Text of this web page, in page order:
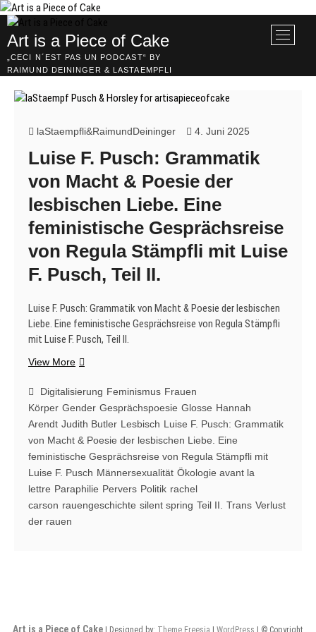
Skip
to
content
Art is a Piece of Cake
„CECI N´EST PAS UN PODCAST“ BY
RAIMUND DEININGER & LASTAEMPFLI
M
e
u
laStaempfli&RaimundDeininger 4. Juni 2025
Luise F. Pusch: Grammatik
von Macht & Poesie der
lesbischen Liebe. Eine
feministische Gesprächsreise
von Regula Stämpfli mit Luise
F. Pusch, Teil II.
Luise F. Pusch: Grammatik von Macht & Poesie der lesbischen
Liebe. Eine feministische Gesprächsreise von Regula Stämpfli
mit Luise F. Pusch, Teil II.
View MoreLuise
Pusch:
Grammatik
von
Macht
der
lesbischen
Liebe.
Luise
Digitalisierung Feminismus Frauen
Körper Gender Gesprächspoesie Glosse Hannah
Arendt Judith Butler Lesbisch Luise F. Pusch: Grammatik
von Macht & Poesie der lesbischen Liebe. Eine
feministische Gesprächsreise von Regula Stämpfli mit
Luise F. Pusch Männersexualität Ökologie avant la
lettre Paraphilie Pervers Politik rachel
carson rauengeschichte silent spring Teil II. Trans Verlust
der rauen
Art is a Piece of Cake | Designed by: Theme Freesia |WordPress | © Copyright